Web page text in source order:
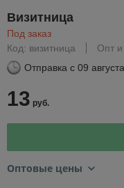
Визитница
Под заказ
Код: визитница
Опт и
Отправка с 09
13 руб.
Оптовые цены